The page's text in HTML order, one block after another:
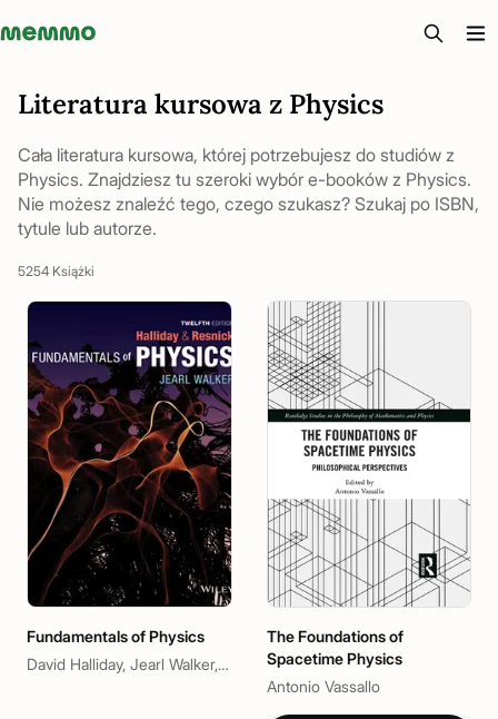
Memmo - AI-verktyg och digital kurslitteratur
Literatura kursowa z Physics
Cała literatura kursowa, której potrzebujesz do studiów z
Physics. Znajdziesz tu szeroki wybór e-booków z Physics.
Nie możesz znaleźć tego, czego szukasz? Szukaj po ISBN,
tytule lub autorze.
5254 Książki
Fundamentals of Physics
David Halliday, Jearl Walker, Robert Resnick
The Foundations of
Spacetime Physics
Antonio Vassallo